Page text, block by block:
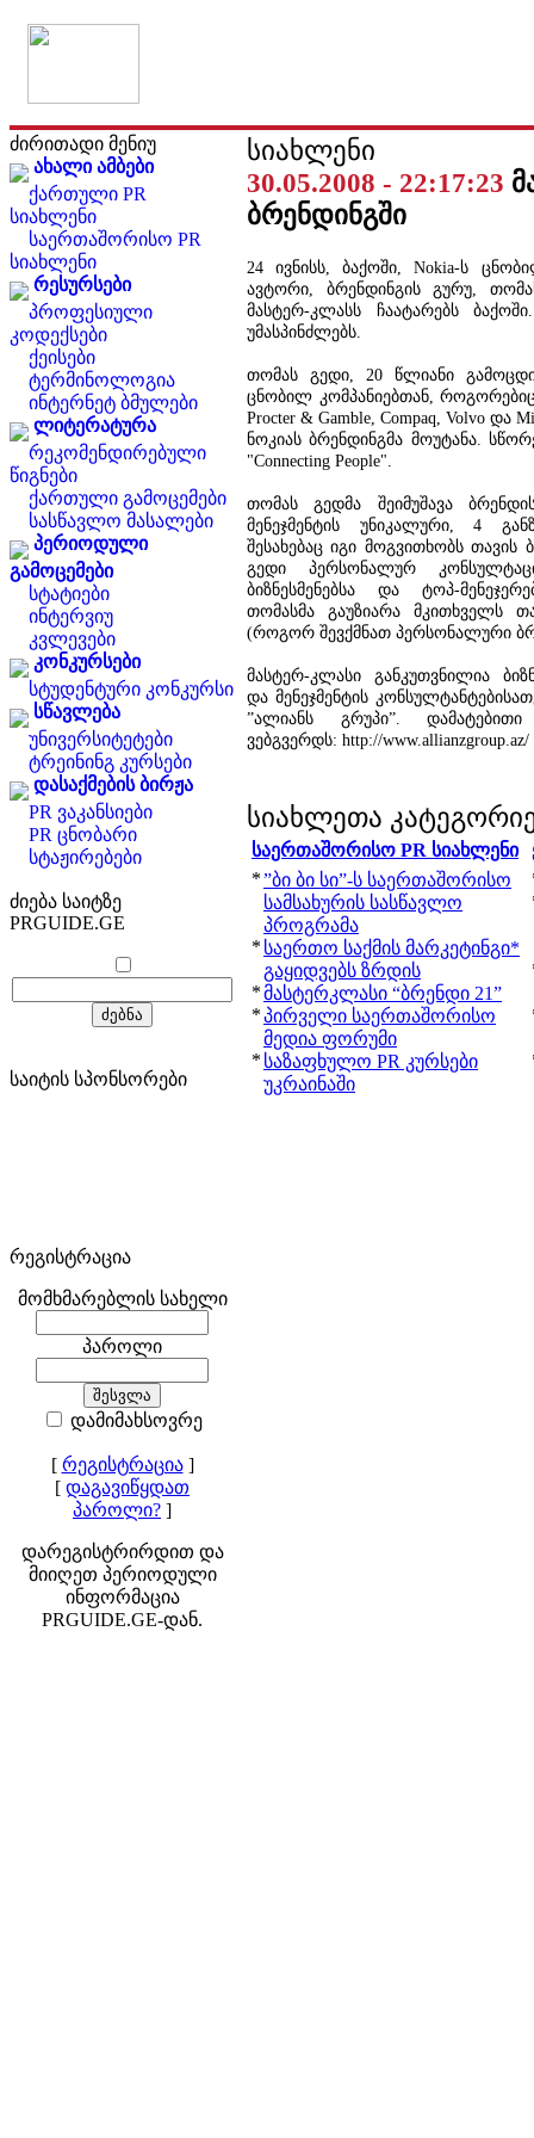
ძირითადი მენიუ
ახალი ამბები
ქართული PR
სიახლენი
საერთაშორისო PR
სიახლენი
რესურსები
პროფესიული
კოდექსები
ქეისები
ტერმინოლოგია
ინტერნეტ ბმულები
ლიტერატურა
რეკომენდირებული
წიგნები
ქართული გამოცემები
სასწავლო მასალები
პერიოდული
გამოცემები
სტატიები
ინტერვიუ
კვლევები
კონკურსები
სტუდენტური კონკურსი
სწავლება
უნივერსიტეტები
ტრეინინგ კურსები
დასაქმების ბირჟა
PR ვაკანსიები
PR ცნობარი
სტაჟირებები
ძიება საიტზე
PRGUIDE.GE
საიტის სპონსორები
რეგისტრაცია
მომხმარებლის სახელი
პაროლი
დამიმახსოვრე
[ რეგისტრაცია]
[ დაგავიწყდათ
პაროლი? ]
დარეგისტრირდით და
მიიღეთ პერიოდული
ინფორმაცია
PRGUIDE.GE-დან.
სიახლენი
30.05.2008 - 22:17:23
ბრენდინგში
24 ივნისს, ბაქოში, Nokia-ს
ავტორი, ბრენდინგის გურუ,
მასტერ-კლასს ჩაატარებს
უმასპინძლებს.
თომას გედი, 20 წლიანი
ცნობილ კომპანიებთან,
Procter & Gamble, Compaq, Volvo
ნოკიას ბრენდინგმა მოუტანა.
"Connecting People".
თომას გედმა შეიმუშავა
მენეჯმენტის უნიკალური, 4
შესახებაც იგი მოგვითხობს თავის
გედი პერსონალურ
ბიზნესმენებსა და ტოპ-
თომასმა გაუზიარა მკითხველს
(როგორ შევქმნათ პერსონალური
მასტერ-კლასი განკუთვნილია
და მენეჯმენტის
”ალიანს გრუპი”.
ვებგვერდს: http://www.allianzgroup.az/
სიახლეთა
საერთაშორისო PR სიახლენი
*”ბი ბი სი”-ს საერთაშორისო
სამსახურის სასწავლო
პროგრამა
* საერთო საქმის მარკეტინგი*
გაყიდვებს ზრდის
*მასტერკლასი “ბრენდი 21”
*პირველი საერთაშორისო
მედია ფორუმი
* საზაფხულო PR კურსები
უკრაინაში